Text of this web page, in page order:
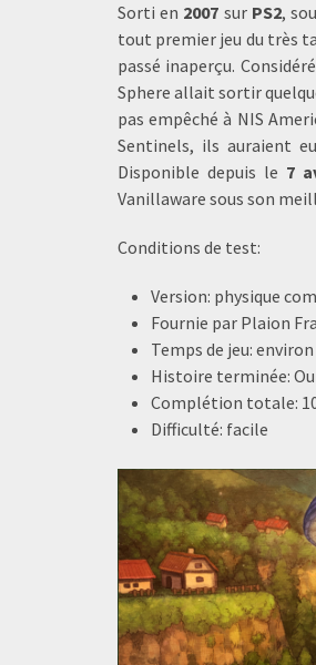
Sorti en 2007 sur PS2,
tout premier jeu du très
passé inaperçu.
Sphere allait sortir
pas empêché à NIS
Sentinels, ils auraient
Disponible depuis le 7
Vanillaware sous son
Conditions de test:
Version: physique
Fournie par Plaion
Temps de jeu:
Histoire terminée:
Complétion totale:
Difficulté: facile